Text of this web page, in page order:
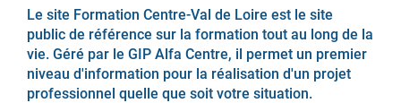
Le site Formation Centre-Val de Loire est le site
public de référence sur la formation tout au long de la
vie. Géré par le GIP Alfa Centre, il permet un premier
niveau d'information pour la réalisation d'un projet
professionnel quelle que soit votre situation.